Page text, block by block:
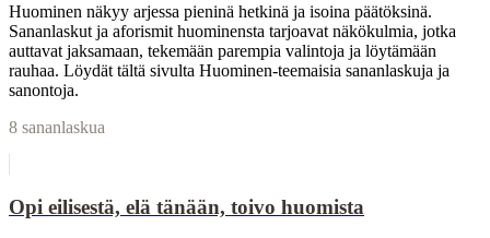
Huominen näkyy arjessa pieninä hetkinä ja isoina päätöksinä.
Sananlaskut ja aforismit huominensta tarjoavat näkökulmia, jotka
auttavat jaksamaan, tekemään parempia valintoja ja löytämään
rauhaa. Löydät tältä sivulta Huominen-teemaisia sananlaskuja ja
sanontoja.
8 sananlaskua
Opi eilisestä, elä tänään, toivo huomista